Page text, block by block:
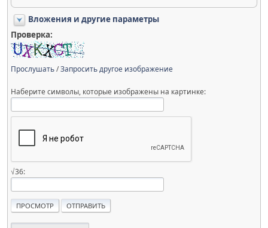
Вложения и другие параметры
Проверка:
Прослушать/Запросить другое изображение
Наберите символы, которые изображены на картинке:
√36: